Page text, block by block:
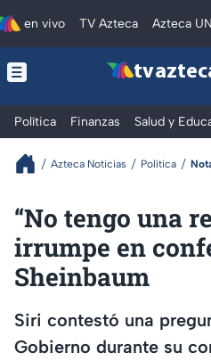
en vivo TV Azteca Azteca
tv
Política Finanzas Salud y
Azteca Noticias Política
“No tengo una
irrumpe en
Sheinbaum
Siri contestó una
Gobierno durante su